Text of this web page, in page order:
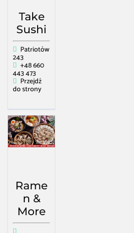
Take
Sushi
Patriotów
243
+48 660
443 473
Przejdź
do strony
Rame
n &
More